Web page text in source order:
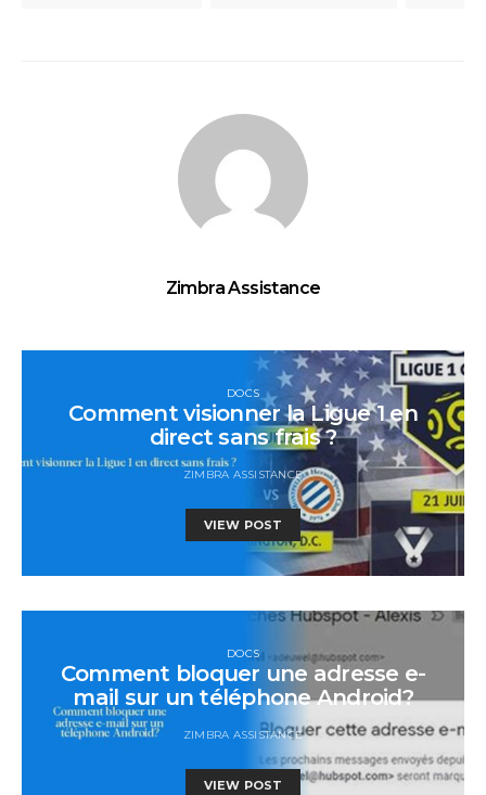
Zimbra Assistance
DOCS
Comment visionner la Ligue 1 en
direct sans frais ?
ZIMBRA ASSISTANCE
VIEW POST
DOCS
Comment bloquer une adresse e-
mail sur un téléphone Android?
ZIMBRA ASSISTANCE
VIEW POST